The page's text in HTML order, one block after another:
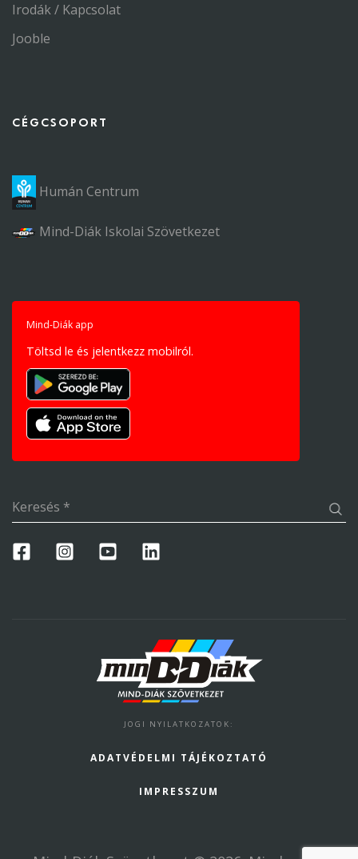
Irodák / Kapcsolat
Jooble
CÉGCSOPORT
Humán Centrum
Mind-Diák Iskolai Szövetkezet
Mind-Diák app
Töltsd le és jelentkezz mobilról.
Keresés *
JOGI NYILATKOZATOK :
ADATVÉDELMI TÁJÉKOZTATÓ
IMPRESSZUM